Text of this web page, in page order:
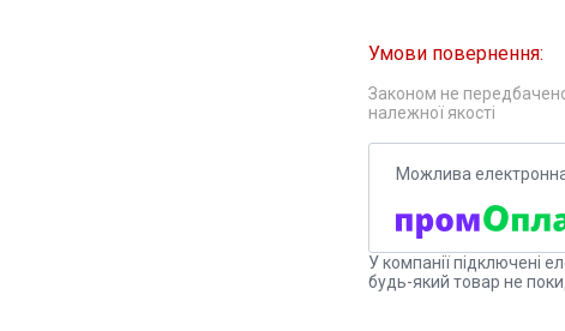
Законом не
належної якості
У компанії підключені
будь-який товар не